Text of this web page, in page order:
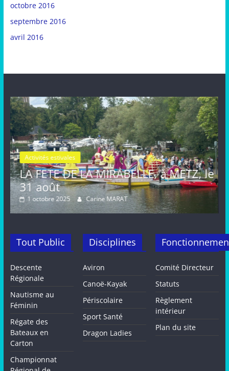
octobre 2016
septembre 2016
avril 2016
à METZ, le
Activités estivales Actualités
FETE de la
août, METZ
16 septembre 2024 Carine
Tout Public
Descente
Régionale
Nautisme au
Féminin
Régate des
Bateaux en
Carton
Championnat
Disciplines
Aviron
Canoë-Kayak
Périscolaire
Sport Santé
Dragon Ladies
Comité Directeur
Statuts
Règlement
intérieur
Plan du site